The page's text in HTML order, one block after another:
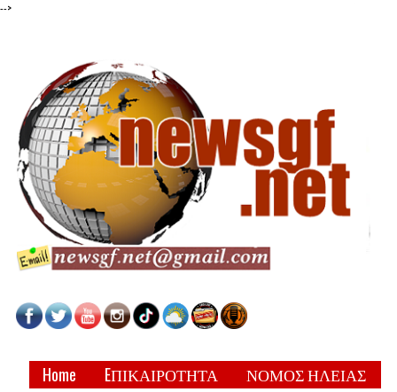
-->
Home EΠΙΚΑΙΡΟΤΗΤΑ
ΝΟΜΟΣ ΗΛΕΙΑΣ